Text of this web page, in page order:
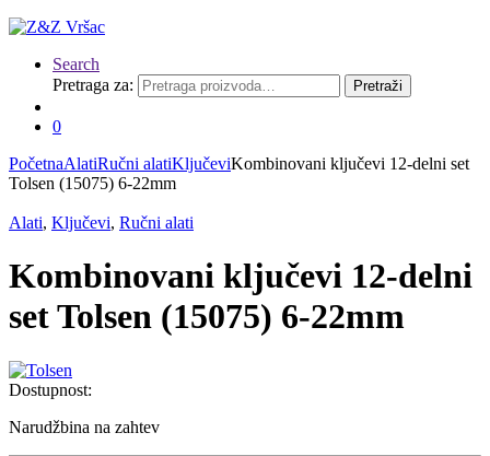
Search
Pretraga za:
Pretraži
0
PočetnaAlatiRučni alatiKljučeviKombinovani ključevi 12-delni set
Tolsen (15075) 6-22mm
Alati, Ključevi, Ručni alati
Kombinovani ključevi 12-delni
set Tolsen (15075) 6-22mm
Dostupnost:
Narudžbina na zahtev